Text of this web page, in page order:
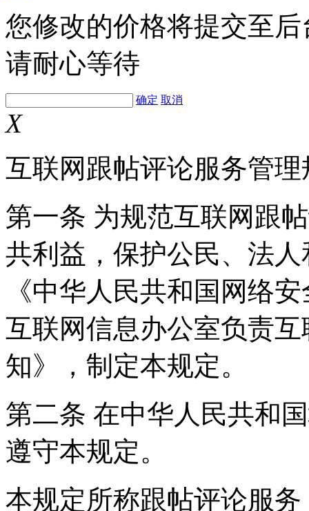
您修改的价格将提交至
请耐心等待
确定 取消
X
互联网跟帖评论服务管理
第一条 为规范互联网跟
共利益，保护公民、法
《中华人民共和国网络
互联网信息办公室负责
知》，制定本规定。
第二条 在中华人民共和
遵守本规定。
本规定所称跟帖评论服